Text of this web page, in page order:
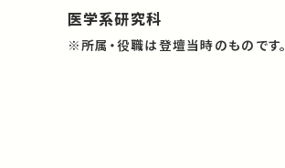
医学系研究科
※所属・役職は登壇当時のものです。